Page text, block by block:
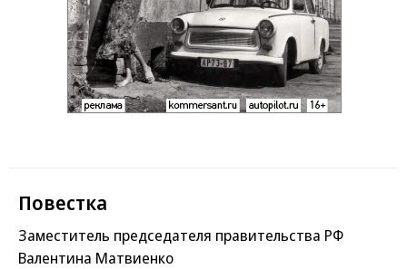
Повестка
Заместитель председателя правительства РФ
Валентина Матвиенко